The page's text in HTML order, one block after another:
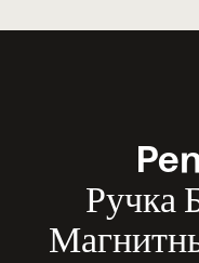
Ручка